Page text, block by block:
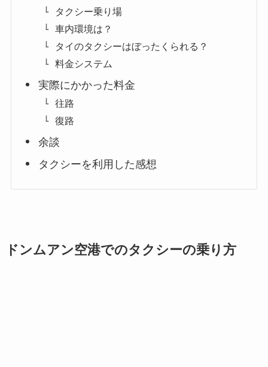
タクシー乗り場
車内環境は？
タイのタクシーはぼったくられる？
料金システム
実際にかかった料金
往路
復路
余談
タクシーを利用した感想
ドンムアン空港でのタクシーの乗り方